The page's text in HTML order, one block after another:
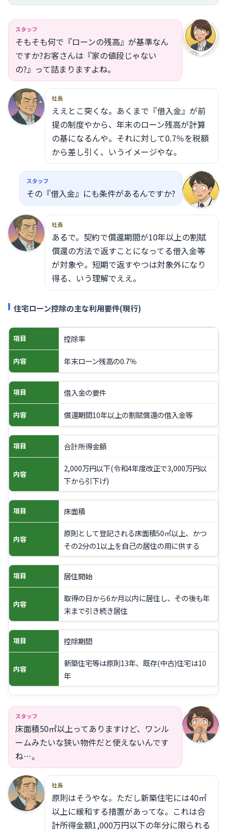
スタッフ
そもそも何で『ローンの残高』が基準なん
ですか?お客さんは『家の値段じゃない
の?』って詰まりますよね。
社長
ええとこ突くな。あくまで『借入金』が前
提の制度やから、年末のローン残高が計算
の基になるんや。それに対して0.7％を税額
から差し引く、いうイメージやな。
スタッフ
その『借入金』にも条件があるんですか?
社長
あるで。契約で償還期間が10年以上の割賦
償還の方法で返すことになってる借入金等
が対象や。短期で返すやつは対象外になり
得る、いう理解でええ。
住宅ローン控除の主な利用要件(現行)
項目 控除率
内容 年末ローン残高の0.7％
項目 借入金の要件
内容 償還期間10年以上の割賦償還の借入金等
項目 合計所得金額
内容
2,000万円以下(令和4年度改正で3,000万円以
下から引下げ)
項目 床面積
内容
原則として登記される床面積50㎡以上、かつ
その2分の1以上を自己の居住の用に供する
項目 居住開始
内容
取得の日から6か月以内に居住し、その後も年
末まで引き続き居住
項目 控除期間
内容
新築住宅等は原則13年、既存(中古)住宅は10
年
スタッフ
床面積50㎡以上ってありますけど、ワンル
ームみたいな狭い物件だと使えないんです
ね…。
社長
原則はそうやな。ただし新築住宅には40㎡
以上に緩和する措置があってな。これは合
計所得金額1,000万円以下の年分に限られる